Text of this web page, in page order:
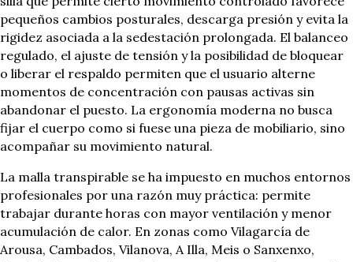
pequeños cambios posturales, descarga presión y evita la
rigidez asociada a la sedestación prolongada. El balanceo
regulado, el ajuste de tensión y la posibilidad de bloquear
o liberar el respaldo permiten que el usuario alterne
momentos de concentración con pausas activas sin
abandonar el puesto. La ergonomía moderna no busca
fijar el cuerpo como si fuese una pieza de mobiliario, sino
acompañar su movimiento natural.
La malla transpirable se ha impuesto en muchos entornos
profesionales por una razón muy práctica: permite
trabajar durante horas con mayor ventilación y menor
acumulación de calor. En zonas como Vilagarcía de
Arousa, Cambados, Vilanova, A Illa, Meis o Sanxenxo,